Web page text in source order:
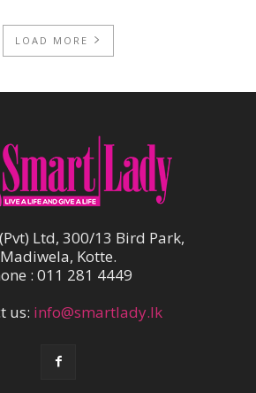
LOAD MORE
Ltd, 300/13 Bird Park,
Madiwela, Kotte.
: 011 281 4449
us: info@smartlady.lk